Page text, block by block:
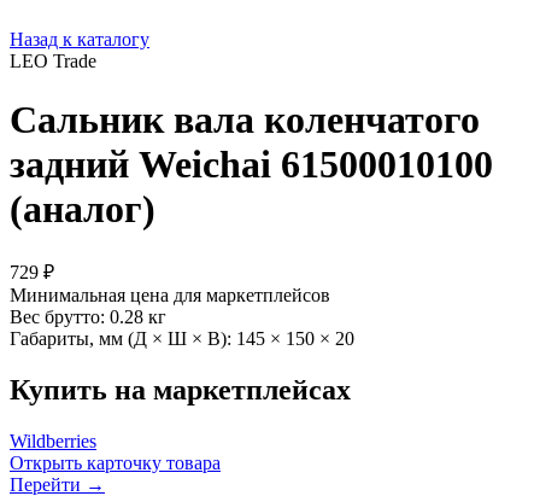
Назад к каталогу
LEO Trade
Сальник вала коленчатого
задний Weichai 61500010100
(аналог)
729 ₽
Минимальная цена для маркетплейсов
Вес брутто: 0.28 кг
Габариты, мм (Д × Ш × В): 145 × 150 × 20
Купить на маркетплейсах
Wildberries
Открыть карточку товара
Перейти →